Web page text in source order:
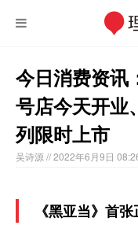
今日消费资讯
号店今天开业
列限时上市
吴诗源 // 2022年6月9日
《黑亚当》首